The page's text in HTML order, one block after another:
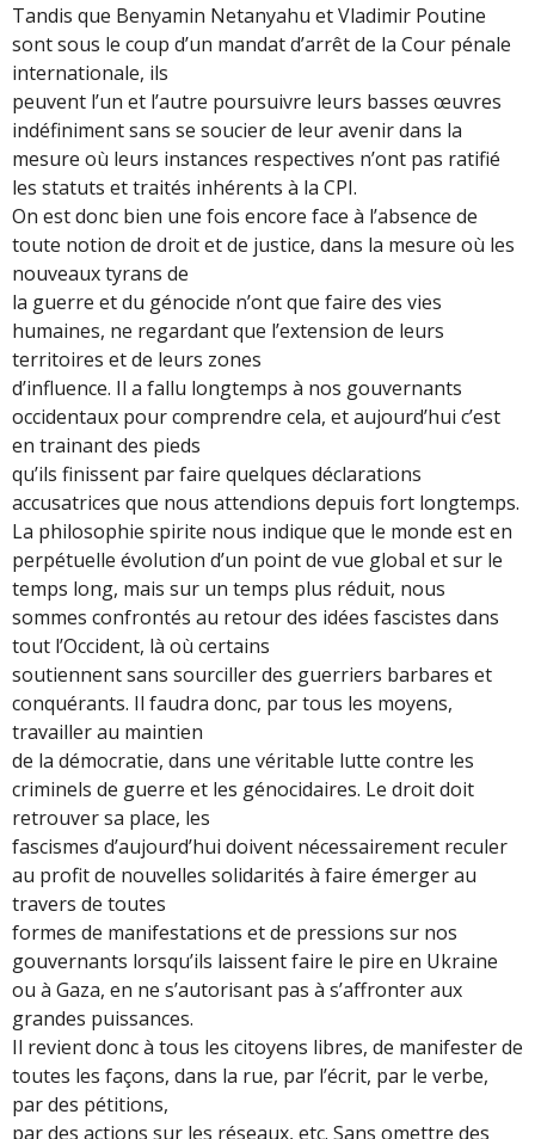
Tandis que Benyamin Netanyahu et Vladimir Poutine
sont sous le coup d’un mandat d’arrêt de la Cour pénale
internationale, ils
peuvent l’un et l’autre poursuivre leurs basses œuvres
indéfiniment sans se soucier de leur avenir dans la
mesure où leurs instances respectives n’ont pas ratifié
les statuts et traités inhérents à la CPI.
On est donc bien une fois encore face à l’absence de
toute notion de droit et de justice, dans la mesure où les
nouveaux tyrans de
la guerre et du génocide n’ont que faire des vies
humaines, ne regardant que l’extension de leurs
territoires et de leurs zones
d’influence. Il a fallu longtemps à nos gouvernants
occidentaux pour comprendre cela, et aujourd’hui c’est
en trainant des pieds
qu’ils finissent par faire quelques déclarations
accusatrices que nous attendions depuis fort longtemps.
La philosophie spirite nous indique que le monde est en
perpétuelle évolution d’un point de vue global et sur le
temps long, mais sur un temps plus réduit, nous
sommes confrontés au retour des idées fascistes dans
tout l’Occident, là où certains
soutiennent sans sourciller des guerriers barbares et
conquérants. Il faudra donc, par tous les moyens,
travailler au maintien
de la démocratie, dans une véritable lutte contre les
criminels de guerre et les génocidaires. Le droit doit
retrouver sa place, les
fascismes d’aujourd’hui doivent nécessairement reculer
au profit de nouvelles solidarités à faire émerger au
travers de toutes
formes de manifestations et de pressions sur nos
gouvernants lorsqu’ils laissent faire le pire en Ukraine
ou à Gaza, en ne s’autorisant pas à s’affronter aux
grandes puissances.
Il revient donc à tous les citoyens libres, de manifester de
toutes les façons, dans la rue, par l’écrit, par le verbe,
par des pétitions,
par des actions sur les réseaux, etc. Sans omettre des